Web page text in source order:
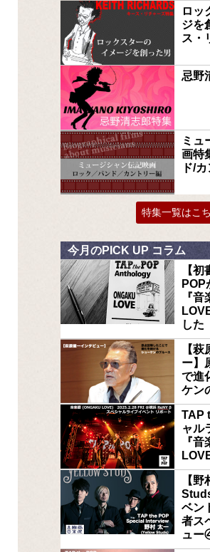
ロッ
ジを
ス・
忌野
ミュ
画特
ド/
特集一覧はこ
今月のPICK UP コラム
【
POP
『
した
【
ー】
で進
ケン
TAP
ャル
『
【
ベン
者ス
ュ